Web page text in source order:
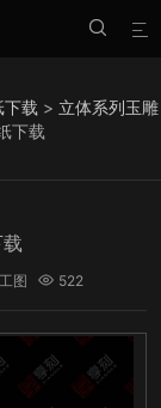


下载 > 立体系列玉雕
下载
图  522